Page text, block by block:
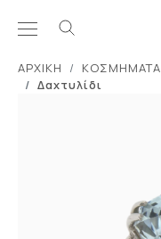
ΑΡΧΙΚΗ ΚΟΣΜΗΜΑΤΑ
Δαχτυλίδι